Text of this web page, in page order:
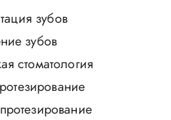
зубов
зубов
стоматология